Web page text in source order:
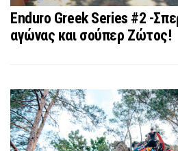
Enduro Greek Series #2 -
αγώνας και σούπερ Ζώτος!